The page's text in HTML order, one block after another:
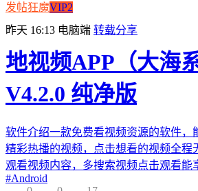
发帖狂魔VIP2
昨天 16:13 电脑端 转载分享
地视频APP（大海
V4.2.0 纯净版
软件介绍一款免费看视频资源的软件，
精彩热播的视频，点击想看的视频全程
观看视频内容，多搜索视频点击观看能
#Android